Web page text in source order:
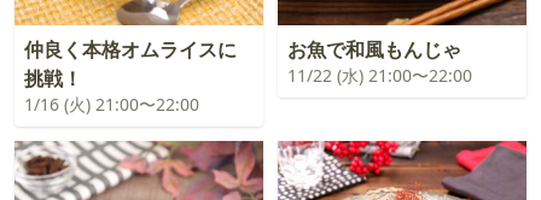
仲良く本格オムライスに
挑戦！
1/16 (火) 21:00〜22:00
お魚で和風もんじゃ
11/22 (水) 21:00〜22:00